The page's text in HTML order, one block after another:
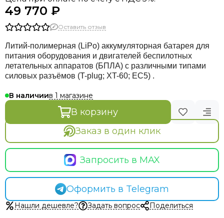
49 770 ₽
Оставить отзыв
Литий-полимерная (LiPo) аккумуляторная батарея для
питания оборудования и двигателей беспилотных
летательных аппаратов (БПЛА) с различными типами
силовых разъёмов (T-plug; XT-60; EC5) .
В наличиив 1 магазине
В корзину
Заказ в один клик
Запросить в MAX
Оформить в Telegram
Нашли дешевле? Задать вопрос Поделиться